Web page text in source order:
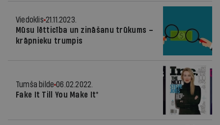
Viedoklis 21.11.2023.
Mūsu lētticība un zināšanu trūkums –
krāpnieku trumpis
Tumša bilde 06.02.2022.
Fake It Till You Make It*